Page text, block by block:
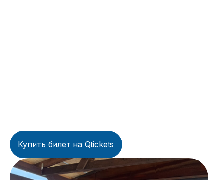
Купить билет на Qtickets